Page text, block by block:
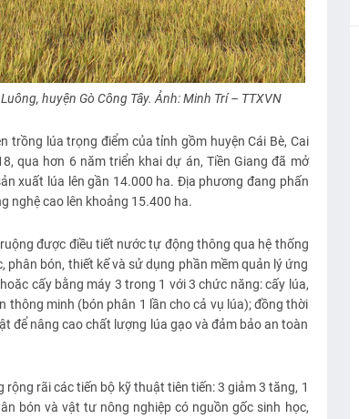
huyện Gò Công Tây. Ảnh: Minh Trí – TTXVN
trồng lúa trọng điểm của tỉnh gồm huyện Cái Bè, Cai
qua hơn 6 năm triển khai dự án, Tiền Giang đã mở
xuất lúa lên gần 14.000 ha. Địa phương đang phấn
nghệ cao lên khoảng 15.400 ha.
được điều tiết nước tự động thông qua hệ thống
bón, thiết kế và sử dụng phần mềm quản lý ứng
cấy bằng máy 3 trong 1 với 3 chức năng: cấy lúa,
thông minh (bón phân 1 lần cho cả vụ lúa); đồng thời
để nâng cao chất lượng lúa gạo và đảm bảo an toàn
rãi các tiến bộ kỹ thuật tiên tiến: 3 giảm 3 tăng, 1
bón và vật tư nông nghiệp có nguồn gốc sinh học,